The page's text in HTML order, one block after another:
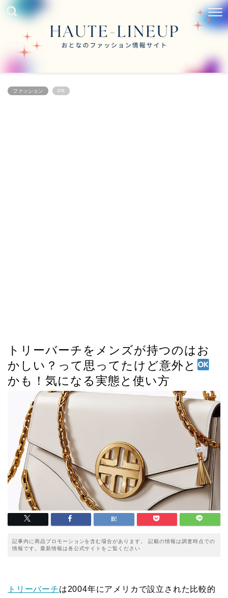
ファッション PR
トリーバーチをメンズが持つのはお
かしい？って思ってたけど意外と
かも！気になる実態と使い方
記事内に商品プロモーションを含む場合があります。 記載の情報は調査時点での
情報です。最新情報は各公式サイトをご覧ください
トリーバーチは2004年にアメリカで設立された比較的